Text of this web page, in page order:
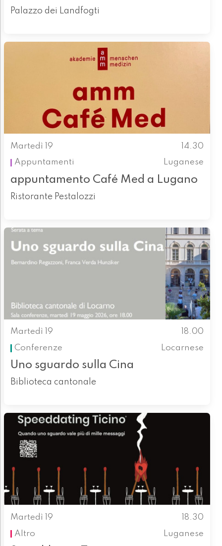
Palazzo dei Landfogti
Martedì 19
14.30
Appuntamenti
Luganese
appuntamento Café Med a Lugano
Ristorante Pestalozzi
Martedì 19
18.00
Conferenze
Locarnese
Uno sguardo sulla Cina
Biblioteca cantonale
Martedì 19
18.30
Altro
Luganese